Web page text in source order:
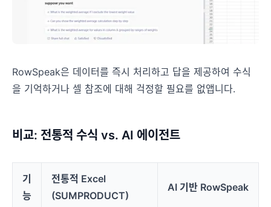
RowSpeak은 데이터를 즉시 처리하고 답을 제공하여 수식
을 기억하거나 셀 참조에 대해 걱정할 필요를 없앱니다.
비교: 전통적 수식 vs. AI 에이전트
기
능
전통적 Excel
(SUMPRODUCT)
AI 기반 RowSpeak
파일을 업로드하고 필요한 작업을 자연어로 설명하세요.
보고서를 만듭니다. 수식 작성과 반복적인 수작업은 필
내 스프레드시트 무료 분석